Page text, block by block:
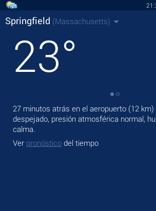
Springfield (Massachusetts)
23°
27 minutos atrás en el aeropuerto (12 km)
despejado, presión atmosférica normal,
calma.
Ver pronóstico del tiempo